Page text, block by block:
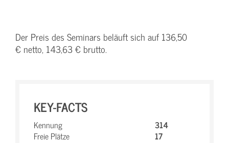
Der Preis des Seminars beläuft sich auf 136,50
€ netto, 143,63 € brutto.
KEY-FACTS
Kennung
314
Freie Plätze
17